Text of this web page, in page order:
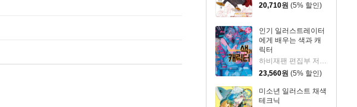
20,710원 (5% 할인)
인기 일러스트레이터
에게 배우는 색과 캐
릭터
하비재팬 편집부 저/김건용 역
23,560원 (5% 할인)
미소년 일러스트 채색
테크닉